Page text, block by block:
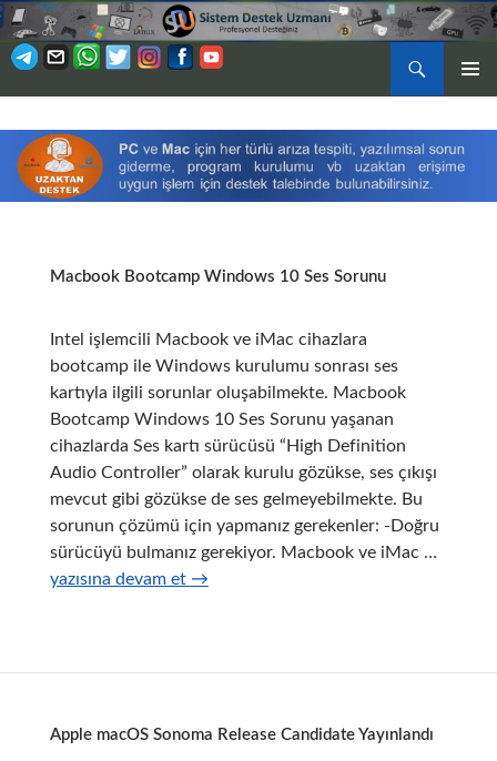
Ara
ATLA
Macbook Bootcamp Windows 10 Ses Sorunu
Intel işlemcili Macbook ve iMac cihazlara
bootcamp ile Windows kurulumu sonrası ses
kartıyla ilgili sorunlar oluşabilmekte. Macbook
Bootcamp Windows 10 Ses Sorunu yaşanan
cihazlarda Ses kartı sürücüsü “High Definition
Audio Controller” olarak kurulu gözükse, ses çıkışı
mevcut gibi gözükse de ses gelmeyebilmekte. Bu
sorunun çözümü için yapmanız gerekenler: -Doğru
sürücüyü bulmanız gerekiyor. Macbook ve iMac …
yazısına devam et →
Apple macOS Sonoma Release Candidate Yayınlandı